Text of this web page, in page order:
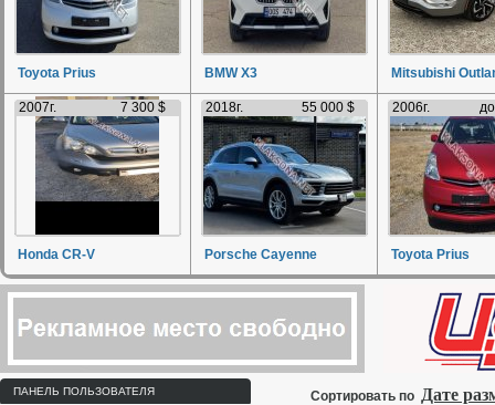
Toyota Prius BMW X3 Mitsubishi
2007г. 7 300 $
Honda CR-V
2018г. 55 000 $
Porsche Cayenne
2006г.
Toyota Prius
ПАНЕЛЬ ПОЛЬЗОВАТЕЛЯ Сортировать по Дате